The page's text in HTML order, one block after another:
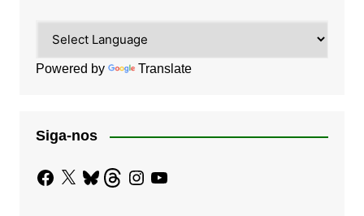
Powered by Translate
Siga-nos
Facebook
X BlueskyThreadsInstagram
YouTube